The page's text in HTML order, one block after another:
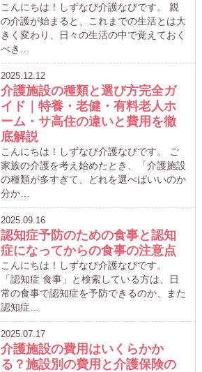
こんにちは！しずなび介護なびです。 親
の介護が始まると、これまでの生活とは大
きく変わり、日々の生活の中で覚えておく
べき…
2025.12.12
介護施設の種類と選び方完全ガ
イド｜特養・老健・有料老人ホ
ーム・サ高住の違いと費用を徹
底解説
こんにちは！しずなび介護なびです。 ご
家族の介護を考え始めたとき、「介護施設
の種類が多すぎて、どれを選べばいいのか
分か…
2025.09.16
認知症予防のための食事と認知
症になってからの食事の注意点
こんにちは！しずなび介護なびです。
「認知症 食事」と検索している方は、日
常の食事で認知症を予防できるのか、また
認知症…
2025.07.17
介護施設の費用はいくらかか
る？施設別の費用と介護保険の